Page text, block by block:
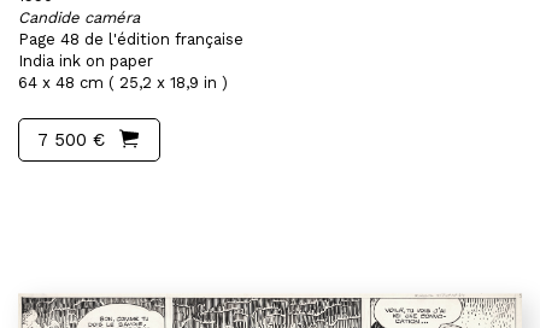
Candide caméra
Page 48 de l'édition française
India ink on paper
64 x 48 cm ( 25,2 x 18,9 in )
7 500 €